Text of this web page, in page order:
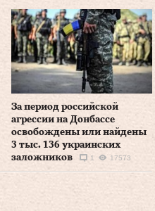
За период российской
агрессии на Донбассе
освобождены или найдены
3 тыс. 136 украинских
заложников
1 17573